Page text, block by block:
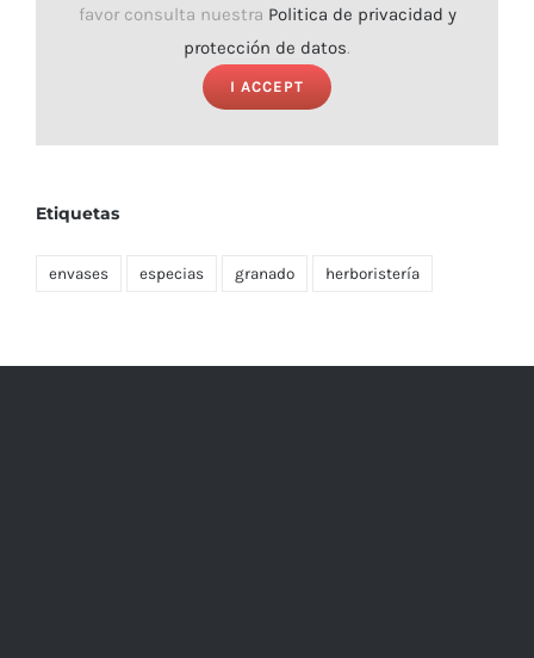
favor consulta nuestra Politica de privacidad y
protección de datos.
I ACCEPT
Etiquetas
envases especias granado herboristería